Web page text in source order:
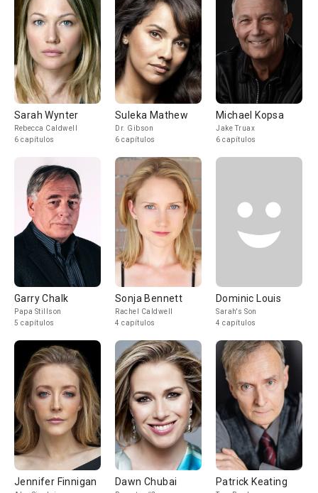
Sarah Wynter
Rebecca Caldwell
6 capítulos
Suleka Mathew
Dr. Gibson
6 capítulos
Michael Kopsa
Jake Truax
6 capítulos
Garry Chalk
Papa Stillson
5 capítulos
Sonja Bennett
Rachel Caldwell
4 capítulos
Dominic Louis
Sarah's Son
4 capítulos
Jennifer Finnigan Dawn Chubai Patrick Keating